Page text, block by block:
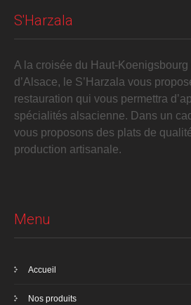
S'Harzala
A la croisée du Haut-
d’Alsace, le S’Harzala vous
restauration qui vous permettra
spécialités alsacienne. Dans un
vous proposons des plats de
production artisanale.
Menu
Accueil
Nos produits